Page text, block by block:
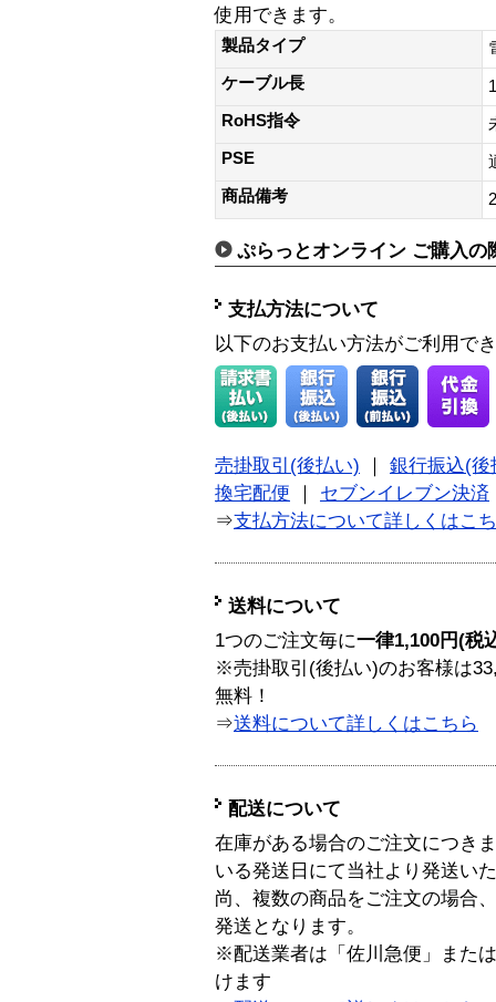
使用できます。
製品タイプ
ケーブル長
RoHS指令
PSE
商品備考
ぷらっとオンライン ご購入の
支払方法について
以下のお支払い方法がご利用で
売掛取引(後払い) ｜ 銀行振込(後
換宅配便 ｜ セブンイレブン決済
⇒支払方法について詳しくはこ
送料について
1つのご注文毎に一律1,100円(税
※売掛取引(後払い)のお客様は
無料！
⇒送料について詳しくはこちら
配送について
在庫がある場合のご注文につき
いる発送日にて当社より発送い
尚、複数の商品をご注文の場合
発送となります。
※配送業者は「佐川急便」また
けます